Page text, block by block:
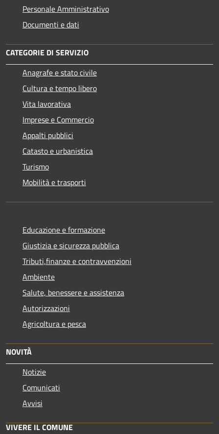
Personale Amministrativo
Documenti e dati
CATEGORIE DI SERVIZIO
Anagrafe e stato civile
Cultura e tempo libero
Vita lavorativa
Imprese e Commercio
Appalti pubblici
Catasto e urbanistica
Turismo
Mobilità e trasporti
Educazione e formazione
Giustizia e sicurezza pubblica
Tributi,finanze e contravvenzioni
Ambiente
Salute, benessere e assistenza
Autorizzazioni
Agricoltura e pesca
NOVITÀ
Notizie
Comunicati
Avvisi
VIVERE IL COMUNE